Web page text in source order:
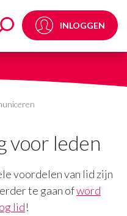
INLOGGEN
voor leden
voordelen van lid zijn
te gaan ofword
lid!